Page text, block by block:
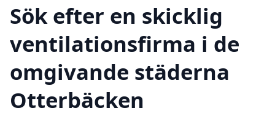
Sök efter en skicklig
ventilationsfirma i de
omgivande städerna
Otterbäcken